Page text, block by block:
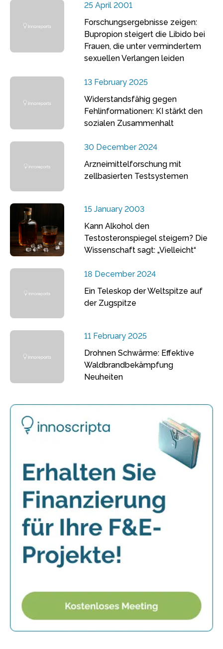
25 April 2001
Forschungsergebnisse zeigen:
Bupropion steigert die Libido bei
Frauen, die unter vermindertem
sexuellen Verlangen leiden
13 February 2025
Widerstandsfähig gegen
Fehlinformationen: KI stärkt den
sozialen Zusammenhalt
30 December 2024
Arzneimittelforschung mit
zellbasierten Testsystemen
15 January 2003
Kann Alkohol den
Testosteronspiegel steigern? Die
Wissenschaft sagt: „Vielleicht“
18 December 2024
Ein Teleskop der Weltspitze auf
der Zugspitze
11 February 2025
Drohnen Schwärme: Effektive
Waldbrandbekämpfung
Neuheiten